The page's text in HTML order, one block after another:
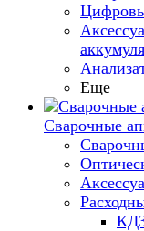
Еще
Сварочные